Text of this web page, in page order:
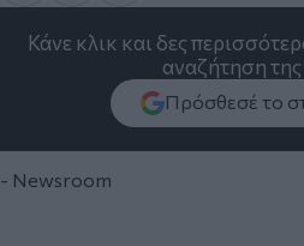
Κάνε κλικ και δες
αναζήτηση της
Πρόσθεσέ το
- Newsroom